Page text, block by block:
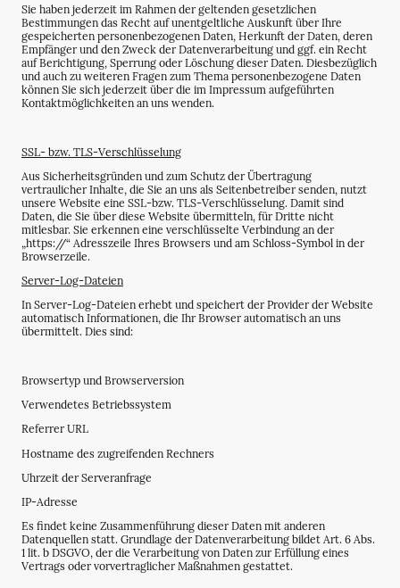
Sie haben jederzeit im Rahmen der geltenden gesetzlichen
Bestimmungen das Recht auf unentgeltliche Auskunft über Ihre
gespeicherten personenbezogenen Daten, Herkunft der Daten, deren
Empfänger und den Zweck der Datenverarbeitung und ggf. ein Recht
auf Berichtigung, Sperrung oder Löschung dieser Daten. Diesbezüglich
und auch zu weiteren Fragen zum Thema personenbezogene Daten
können Sie sich jederzeit über die im Impressum aufgeführten
Kontaktmöglichkeiten an uns wenden.
SSL- bzw. TLS-Verschlüsselung
Aus Sicherheitsgründen und zum Schutz der Übertragung
vertraulicher Inhalte, die Sie an uns als Seitenbetreiber senden, nutzt
unsere Website eine SSL-bzw. TLS-Verschlüsselung. Damit sind
Daten, die Sie über diese Website übermitteln, für Dritte nicht
mitlesbar. Sie erkennen eine verschlüsselte Verbindung an der
„https://“ Adresszeile Ihres Browsers und am Schloss-Symbol in der
Browserzeile.
Server-Log-Dateien
In Server-Log-Dateien erhebt und speichert der Provider der Website
automatisch Informationen, die Ihr Browser automatisch an uns
übermittelt. Dies sind:
Browsertyp und Browserversion
Verwendetes Betriebssystem
Referrer URL
Hostname des zugreifenden Rechners
Uhrzeit der Serveranfrage
IP-Adresse
Es findet keine Zusammenführung dieser Daten mit anderen
Datenquellen statt. Grundlage der Datenverarbeitung bildet Art. 6 Abs.
1 lit. b DSGVO, der die Verarbeitung von Daten zur Erfüllung eines
Vertrags oder vorvertraglicher Maßnahmen gestattet.